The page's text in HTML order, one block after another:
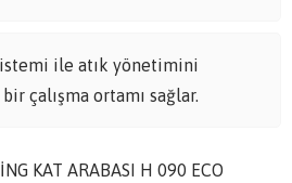
ile atık yönetimini
çalışma ortamı sağlar.
KAT ARABASI H 090 ECO